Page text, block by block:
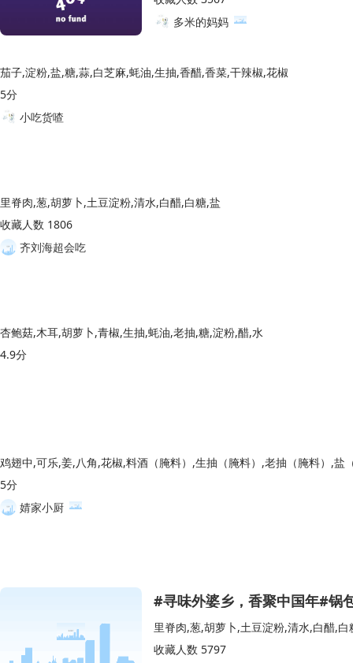
多米的妈妈
茄子,淀粉,盐,糖,蒜,白芝麻,蚝油,生抽,香醋,香菜,干辣椒,花椒
5分
小吃货喳
里脊肉,葱,胡萝卜,土豆淀粉,清水,白醋,白糖,盐
收藏人数 1806
齐刘海超会吃
杏鲍菇,木耳,胡萝卜,青椒,生抽,蚝油,老抽,糖,淀粉,醋,水
4.9分
5分
婧家小厨
#寻味外婆乡，香聚中国年#锅
收藏人数 5797